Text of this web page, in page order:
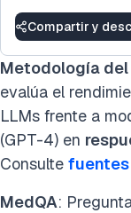
Compartir y
Metodología
evalúa el
LLMs frente a
(GPT-4) en
Consulte
MedQA: